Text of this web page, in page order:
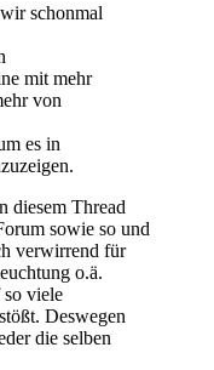
schonmal
mit mehr
von
es in
diesem Thread
sowie so und
verwirrend für
o.ä.
viele
Deswegen
die selben